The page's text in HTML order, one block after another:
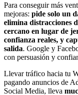
Para conseguir más
mejoras: pide solo un
elimina distracciones
cercano en lugar de
confianza reales, y
salida. Google y
con persuasión y
Llevar tráfico hacia tu
pagando anuncios de
Social Media, lleva